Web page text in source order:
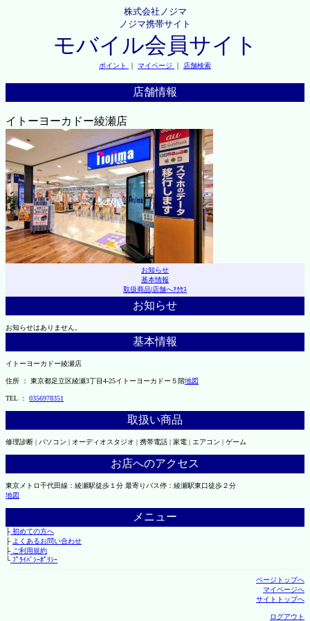
株式会社ノジマ
ノジマ携帯サイト
モバイル会員サイト
ポイント ｜ マイページ ｜ 店舗検索
店舗情報
イトーヨーカドー綾瀬店
お知らせ
基本情報
取扱商品|店舗へｱｸｾｽ
お知らせ
お知らせはありません。
基本情報
イトーヨーカドー綾瀬店
住所 ： 東京都足立区綾瀬3丁目4-25イトーヨーカドー５階地図
TEL ： 0356978351
取扱い商品
修理診断 | パソコン | オーディオスタジオ | 携帯電話 | 家電 | エアコン | ゲーム
お店へのアクセス
東京メトロ千代田線：綾瀬駅徒歩１分 最寄りバス停：綾瀬駅東口徒歩２分
地図
メニュー
├初めての方へ
├ よくあるお問い合わせ
├ご利用規約
└ﾌﾟﾗｲﾊﾞｼｰﾎﾟﾘｼｰ
ページトップへ
マイページへ
サイトトップへ
ログアウト